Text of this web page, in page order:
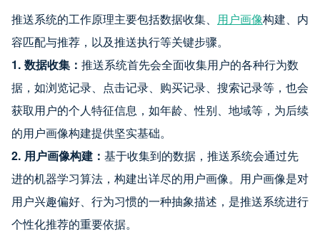
推送系统的工作原理主要包括数据收集、 用户画像构建、内
容匹配与推荐，以及推送执行等关键步骤。
1. 数据收集： 推送系统首先会全面收集用户的各种行为数
据，如浏览记录、点击记录、购买记录、搜索记录等，也会
获取用户的个人特征信息，如年龄、性别、地域等，为后续
的用户画像构建提供坚实基础。
2. 用户画像构建： 基于收集到的数据，推送系统会通过先
进的机器学习算法，构建出详尽的用户画像。用户画像是对
用户兴趣偏好、行为习惯的一种抽象描述，是推送系统进行
个性化推荐的重要依据。